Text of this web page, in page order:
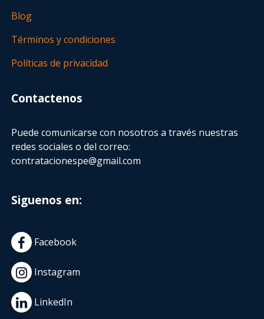
Blog
Términos y condiciones
Políticas de privacidad
Contactenos
Puede comunicarse con nosotros a través nuestras
redes sociales o del correo:
contratacionespe@gmail.com
Siguenos en:
Facebook
Instagram
LinkedIn